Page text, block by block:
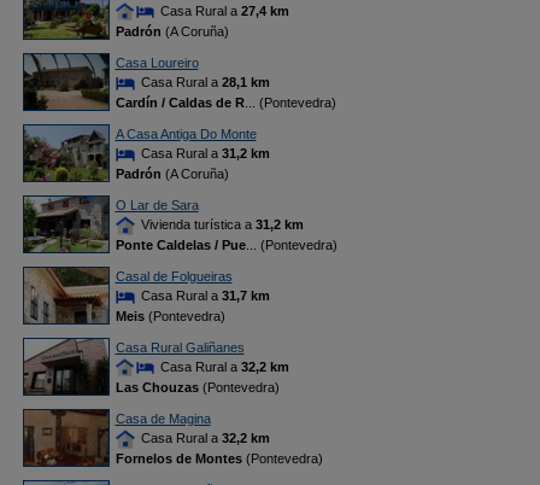
Casa Rural a 27,4 km
Padrón (A Coruña)
Casa Loureiro
Casa Rural a 28,1 km
Cardín / Caldas de R... (Pontevedra)
A Casa Antiga Do Monte
Casa Rural a 31,2 km
Padrón (A Coruña)
O Lar de Sara
Vivienda turística a 31,2 km
Ponte Caldelas / Pue... (Pontevedra)
Casal de Folgueiras
Casa Rural a 31,7 km
Meis(Pontevedra)
Casa Rural Galiñanes
Casa Rural a 32,2 km
Las Chouzas(Pontevedra)
Casa de Magina
Casa Rural a 32,2 km
Fornelos de Montes(Pontevedra)